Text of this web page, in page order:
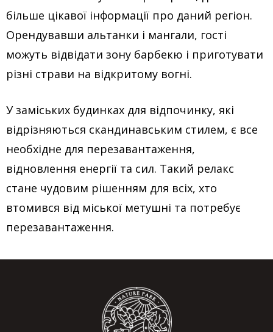
більше цікавої інформації про даний регіон.
Орендувавши альтанки і мангали, гості
можуть відвідати зону барбекю і приготувати
різні страви на відкритому вогні.
У заміських будинках для відпочинку, які
відрізняються скандинавським стилем, є все
необхідне для перезавантаження,
відновлення енергії та сил. Такий релакс
стане чудовим рішенням для всіх, хто
втомився від міської метушні та потребує
перезавантаження.